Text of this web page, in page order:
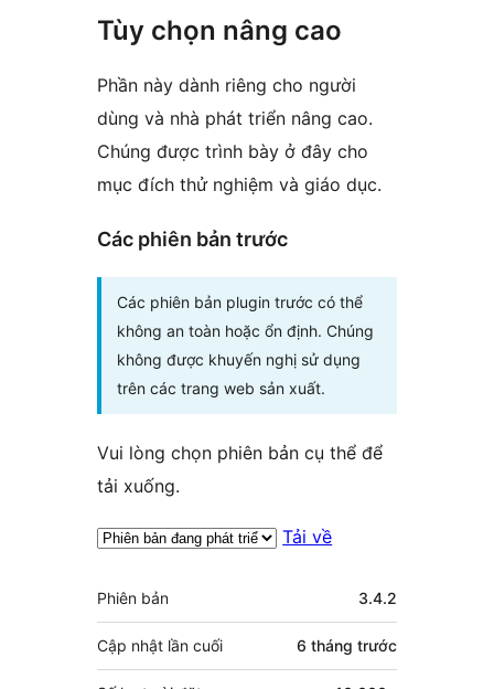
Tùy chọn nâng cao
Phần này dành riêng cho người
dùng và nhà phát triển nâng cao.
Chúng được trình bày ở đây cho
mục đích thử nghiệm và giáo dục.
Các phiên bản trước
Các phiên bản plugin trước có thể
không an toàn hoặc ổn định. Chúng
không được khuyến nghị sử dụng
trên các trang web sản xuất.
Vui lòng chọn phiên bản cụ thể để
tải xuống.
Tải về
Meta
Phiên bản 3.4.2
Cập nhật lần cuối 6 tháng trước